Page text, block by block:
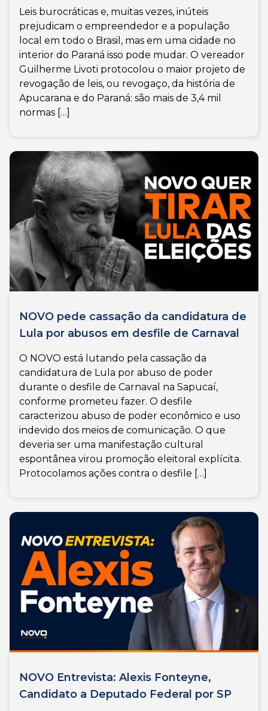
Leis burocráticas e, muitas vezes, inúteis
prejudicam o empreendedor e a população
local em todo o Brasil, mas em uma cidade no
interior do Paraná isso pode mudar. O vereador
Guilherme Livoti protocolou o maior projeto de
revogação de leis, ou revogaço, da história de
Apucarana e do Paraná: são mais de 3,4 mil
normas […]
NOVO pede cassação da candidatura de
Lula por abusos em desfile de Carnaval
O NOVO está lutando pela cassação da
candidatura de Lula por abuso de poder
durante o desfile de Carnaval na Sapucaí,
conforme prometeu fazer. O desfile
caracterizou abuso de poder econômico e uso
indevido dos meios de comunicação. O que
deveria ser uma manifestação cultural
espontânea virou promoção eleitoral explícita.
Protocolamos ações contra o desfile […]
NOVO Entrevista: Alexis Fonteyne,
Candidato a Deputado Federal por SP